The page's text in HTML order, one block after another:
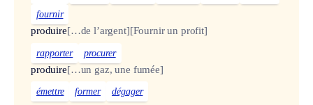
fournir
produire[…de l’argent][Fournir un profit]
rapporter procurer
produire[…un gaz, une fumée]
émettre former dégager